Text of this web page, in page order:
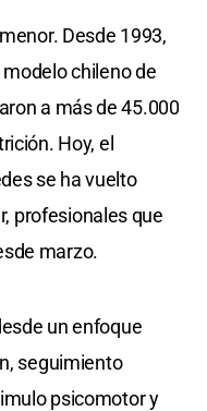
Desde 1993,
chileno de
a más de 45.000
Hoy, el
se ha vuelto
profesionales que
marzo.
un enfoque
seguimiento
psicomotor y